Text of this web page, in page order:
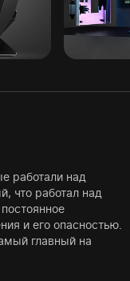
работали над
что работал над
и его опасностью.
главный на